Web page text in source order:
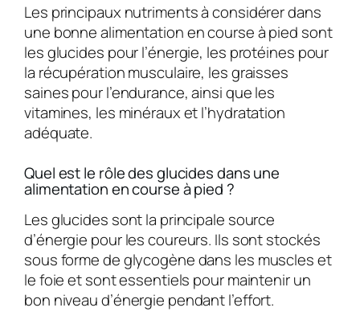
Les principaux nutriments à considérer dans
une bonne alimentation en course à pied sont
les glucides pour l’énergie, les protéines pour
la récupération musculaire, les graisses
saines pour l’endurance, ainsi que les
vitamines, les minéraux et l’hydratation
adéquate.
Quel est le rôle des glucides dans une
alimentation en course à pied ?
Les glucides sont la principale source
d’énergie pour les coureurs. Ils sont stockés
sous forme de glycogène dans les muscles et
le foie et sont essentiels pour maintenir un
bon niveau d’énergie pendant l’effort.